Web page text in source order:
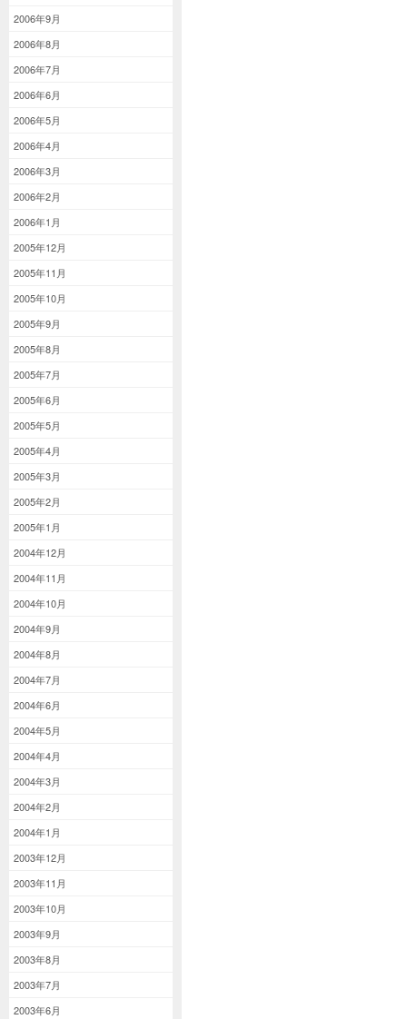
2006年9月
2006年8月
2006年7月
2006年6月
2006年5月
2006年4月
2006年3月
2006年2月
2006年1月
2005年12月
2005年11月
2005年10月
2005年9月
2005年8月
2005年7月
2005年6月
2005年5月
2005年4月
2005年3月
2005年2月
2005年1月
2004年12月
2004年11月
2004年10月
2004年9月
2004年8月
2004年7月
2004年6月
2004年5月
2004年4月
2004年3月
2004年2月
2004年1月
2003年12月
2003年11月
2003年10月
2003年9月
2003年8月
2003年7月
2003年6月